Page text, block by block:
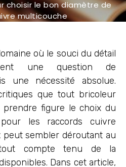
choisir le bon diamètre de
multicouche
où le souci du détail
une question de
une nécessité absolue.
que tout bricoleur
figure le choix du
les raccords cuivre
peut sembler déroutant au
compte tenu de la
Dans cet article,